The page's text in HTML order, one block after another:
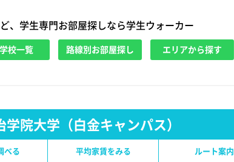
、学生専門お部屋探しなら学生ウォーカー
校一覧 路線別お部屋探し エリアから探す
学院大学（白金キャンパス）
べる 平均家賃をみる ルート案内